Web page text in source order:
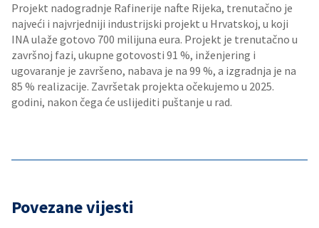
Projekt nadogradnje Rafinerije nafte Rijeka, trenutačno je
najveći i najvrjedniji industrijski projekt u Hrvatskoj, u koji
INA ulaže gotovo 700 milijuna eura. Projekt je trenutačno u
završnoj fazi, ukupne gotovosti 91 %, inženjering i
ugovaranje je završeno, nabava je na 99 %, a izgradnja je na
85 % realizacije. Završetak projekta očekujemo u 2025.
godini, nakon čega će uslijediti puštanje u rad.
Povezane vijesti